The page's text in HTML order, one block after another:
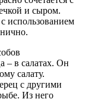
и сыром.
использованием
– в салатах. Он
салату.
с другими
Из него